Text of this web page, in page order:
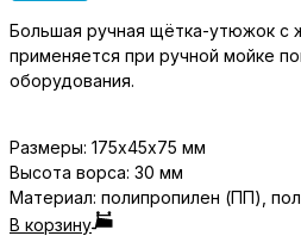
Большая ручная щётка-утюжок с
применяется при ручной мойке
оборудования.
Размеры: 175х45х75 мм
Высота ворса: 30 мм
Материал: полипропилен (ПП),
В корзину